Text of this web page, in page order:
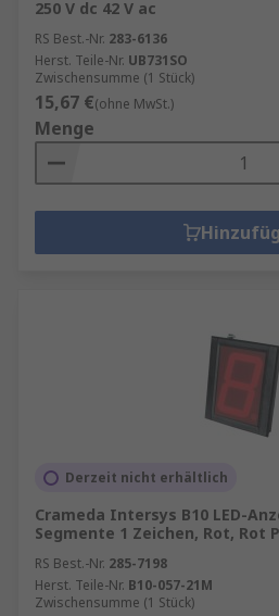
250 V dc 42 V ac
RS Best.-Nr. 283-6136
Herst. Teile-Nr. UB731SO
Zwischensumme (1 Stück)
15,67 €(ohne MwSt.)
Menge
Derzeit nicht erhältlich
Crameda Intersys B10 LED-
Segmente 1 Zeichen, Rot, Rot
RS Best.-Nr. 285-7198
Herst. Teile-Nr. B10-057-21M
Zwischensumme (1 Stück)